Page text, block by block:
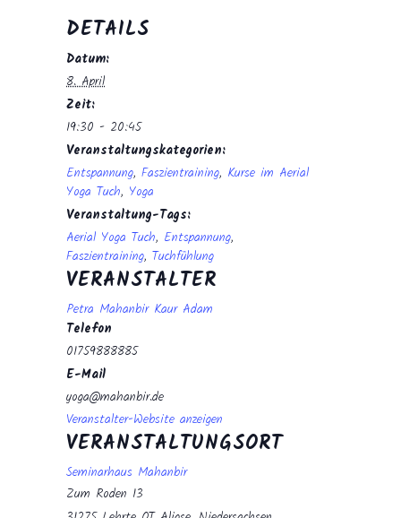
DETAILS
Datum:
8. April
Zeit:
19:30 - 20:45
Veranstaltungskategorien:
Entspannung, Faszientraining, Kurse im Aerial
Yoga Tuch, Yoga
Veranstaltung-Tags:
Aerial Yoga Tuch, Entspannung,
Faszientraining, Tuchfühlung
VERANSTALTUNGSORT
Seminarhaus Mahanbir
Zum Roden 13
VERANSTALTER
Petra Mahanbir Kaur Adam
Telefon
01759888885
E-Mail
yoga@mahanbir.de
Veranstalter-Website anzeigen